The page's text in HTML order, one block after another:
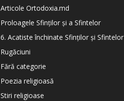
Articole Ortodoxia.md
Proloagele Sfinților și a Sfintelor
6. Acatiste închinate Sfinților și Sfintelor
Rugăciuni
Fără categorie
Poezia religioasă
Stiri religioase